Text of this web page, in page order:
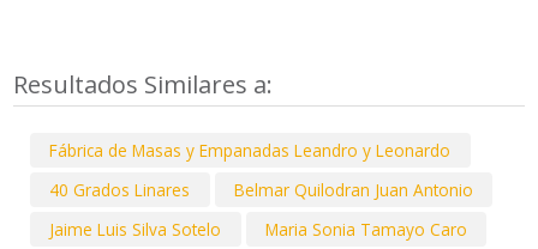
Resultados Similares a:
Fábrica de Masas y Empanadas Leandro y Leonardo
40 Grados Linares
Belmar Quilodran Juan Antonio
Jaime Luis Silva Sotelo
Maria Sonia Tamayo Caro